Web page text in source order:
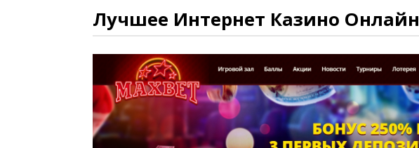
Лучшее Интернет Казино Онлайн